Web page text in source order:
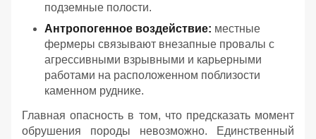
подземные полости.
Антропогенное воздействие: местные
фермеры связывают внезапные провалы с
агрессивными взрывными и карьерными
работами на расположенном поблизости
каменном руднике.
Главная опасность в том, что предсказать момент
обрушения породы невозможно. Единственный